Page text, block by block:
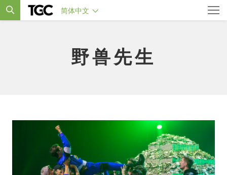
简体中文
野兽先生